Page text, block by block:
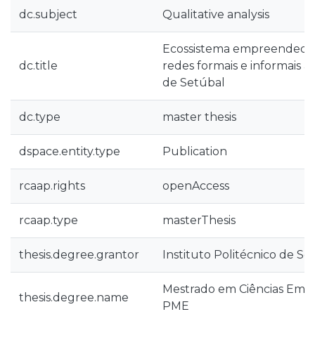
dc.subject Qualitative analysis
dc.title
Ecossistema
redes formais e informais
de Setúbal
dc.type master thesis
dspace.entity.type Publication
rcaap.rights openAccess
rcaap.type masterThesis
thesis.degree.grantor Instituto Politécnico de
thesis.degree.name
Mestrado em Ciências
PME